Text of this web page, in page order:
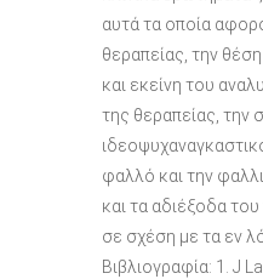
αυτά τα οποία
θεραπείας, την
και εκείνη του
της θεραπείας, την
φαλλό και την
και τα αδιέξοδα
σε σχέση με τα εν
Βιβλιογραφία: 1. J